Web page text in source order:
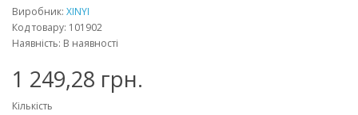
Виробник: XINYI
Код товару: 101902
Наявність: В наявності
1 249,28 грн.
Кількість